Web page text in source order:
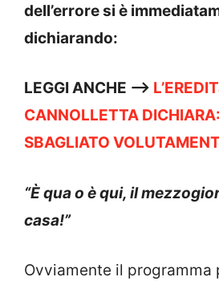
dell’errore si è
dichiarando:
LEGGI ANCHE —->
CANNOLLETTA
SBAGLIATO
“È qua o è qui, il
casa!”
Ovviamente il programma